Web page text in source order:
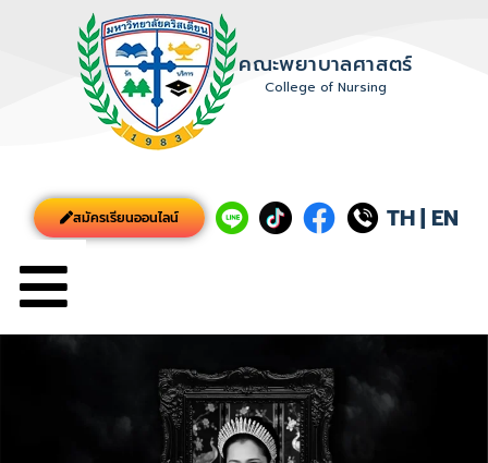
คณะพยาบาลศาสตร์
College of Nursing
สมัครเรียนออนไลน์ TH| EN